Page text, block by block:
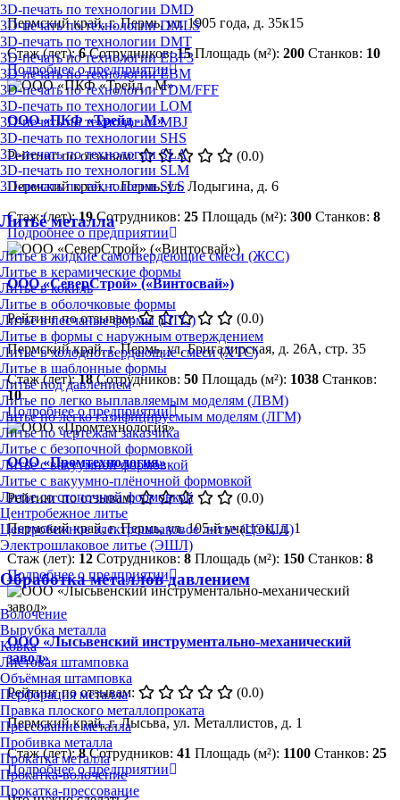
3D-печать по технологии DMD
3D-печать по технологии DMLS
3D-печать по технологии DMT
3D-печать по технологии EBF3
3D-печать по технологии EBM
3D-печать по технологии FDM/FFF
3D-печать по технологии LOM
3D-печать по технологии MBJ
3D-печать по технологии SHS
3D-печать по технологии SLA
3D-печать по технологии SLM
3D-печать по технологии SLS
Литьё металла
Литье в жидкие самотвердеющие смеси (ЖСС)
Литье в керамические формы
Литье в кокиль
Литье в оболочковые формы
Литье в песчаные формы (ПГС)
Литье в формы с наружным отверждением
Литье в холоднотвердеющие смеси (ХТС)
Литье в шаблонные формы
Литье под давлением
Литье по легко выплавляемым моделям (ЛВМ)
Литье по легко газифицируемым моделям (ЛГМ)
Литье по чертежам заказчика
Литье с безопочной формовкой
Литье с вакуумной формовкой
Литье с вакуумно-плёночной формовкой
Литье со стопочной формовкой
Центробежное литье
Центробежное электрошлаковое литье (ЦЭШЛ)
Электрошлаковое литье (ЭШЛ)
Обработка металлов давлением
Волочение
Вырубка металла
Ковка
Листовая штамповка
Объёмная штамповка
Перфорация металла
Правка плоского металлопроката
Прессование металла
Пробивка металла
Прокатка металла
Прокатка-волочение
Прокатка-прессование
Пермский край, г. Пермь, ул. 1905 года, д. 35к15
Стаж (лет):6 Сотрудников:15 Площадь (м²): 200 Станков: 10
Подробнее о предприятии
ООО «ПКФ «Трейд - М»
Рейтинг по отзывам:
(0.0)
Пермский край, г. Пермь, ул. Лодыгина, д. 6
Стаж (лет):19 Сотрудников: 25 Площадь (м²): 300 Станков: 8
Подробнее о предприятии
ООО «СеверСтрой» («Винтосвай»)
Рейтинг по отзывам:
(0.0)
Пермский край, г. Пермь, ул. Бригадирская, д. 26А, стр. 35
Стаж (лет):18 Сотрудников: 50 Площадь (м²): 1038 Станков:
10
Подробнее о предприятии
ООО «Промтехнология»
Рейтинг по отзывам:
(0.0)
Пермский край, г. Пермь, ул. 105-й участок, д. 1
Стаж (лет): 12 Сотрудников: 8 Площадь (м²): 150 Станков: 8
Подробнее о предприятии
ООО «Лысьвенский инструментально-механический
завод»
Рейтинг по отзывам:
(0.0)
Пермский край, г. Лысьва, ул. Металлистов, д. 1
Стаж (лет):8 Сотрудников: 41 Площадь (м²): 1100 Станков: 25
Подробнее о предприятии